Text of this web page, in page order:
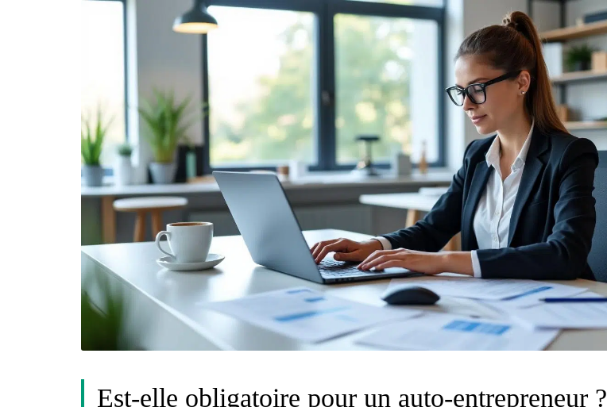
Est-elle obligatoire pour un auto-entrepreneur ?